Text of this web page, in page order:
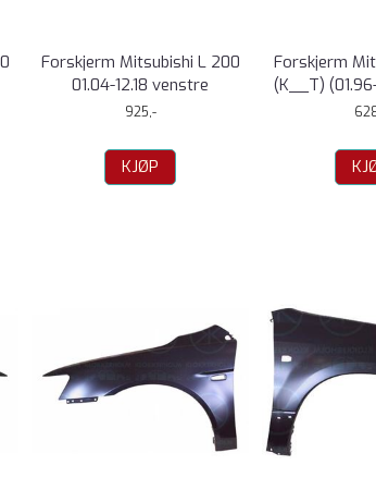
Forskjerm Mitsubishi L 200
01.04-12.18 venstre
925,-
KJØP
Forskjerm
(K__T)